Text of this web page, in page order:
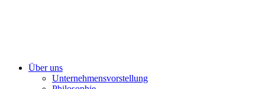
Über uns
Unternehmensvorstellung